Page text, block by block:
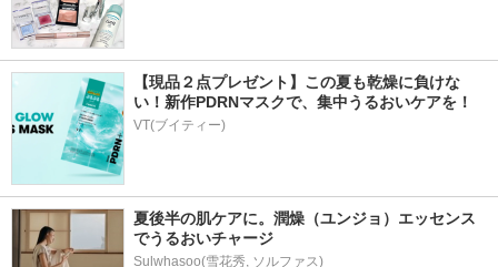
【現品２点プレゼント】この夏も乾燥に負けな
い！新作PDRNマスクで、集中うるおいケアを！
VT(ブイティー)
夏後半の肌ケアに。潤燥（ユンジョ）エッセンス
でうるおいチャージ
Sulwhasoo(雪花秀, ソルファス)